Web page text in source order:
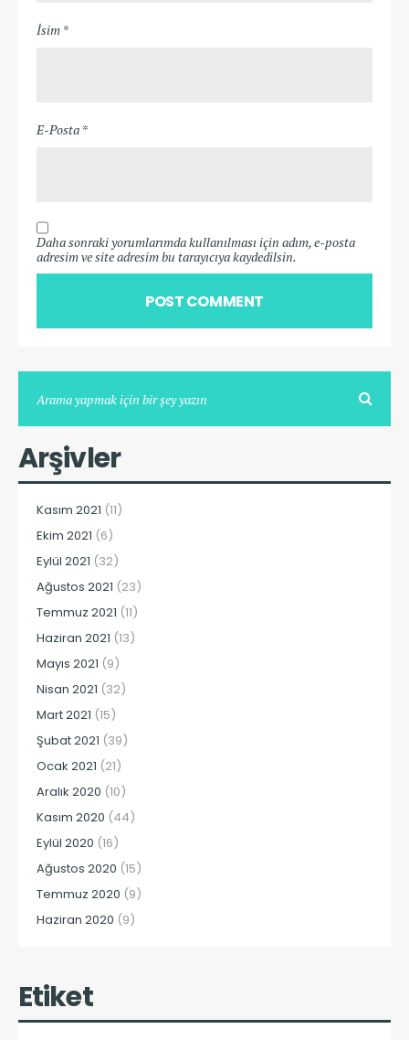
İsim *
E-Posta *
Daha sonraki yorumlarımda kullanılması için adım, e-posta
adresim ve site adresim bu tarayıcıya kaydedilsin.
Arşivler
Kasım 2021 (11)
Ekim 2021 (6)
Eylül 2021 (32)
Ağustos 2021 (23)
Temmuz 2021 (11)
Haziran 2021 (13)
Mayıs 2021 (9)
Nisan 2021 (32)
Mart 2021 (15)
Şubat 2021 (39)
Ocak 2021 (21)
Aralık 2020 (10)
Kasım 2020 (44)
Eylül 2020 (16)
Ağustos 2020 (15)
Temmuz 2020 (9)
Haziran 2020 (9)
Etiket